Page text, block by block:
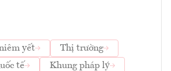
yết
Thị trường
tế Khung pháp lý